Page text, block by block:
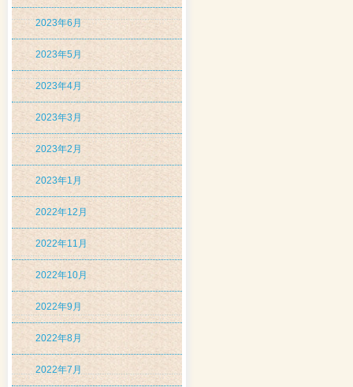
2023年6月
2023年5月
2023年4月
2023年3月
2023年2月
2023年1月
2022年12月
2022年11月
2022年10月
2022年9月
2022年8月
2022年7月